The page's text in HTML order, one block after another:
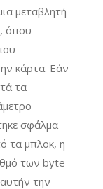
μεταβλητή
όπου
κάρτα. Εάν
τα
σφάλμα
τα μπλοκ, η
των byte
την